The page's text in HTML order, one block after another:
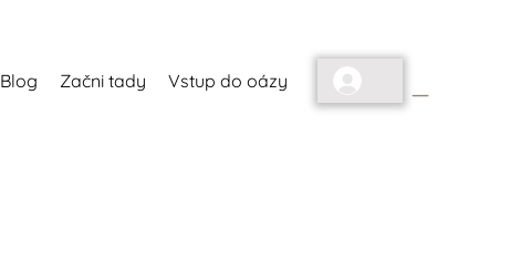
Blog Začni tady Vstup do oázy